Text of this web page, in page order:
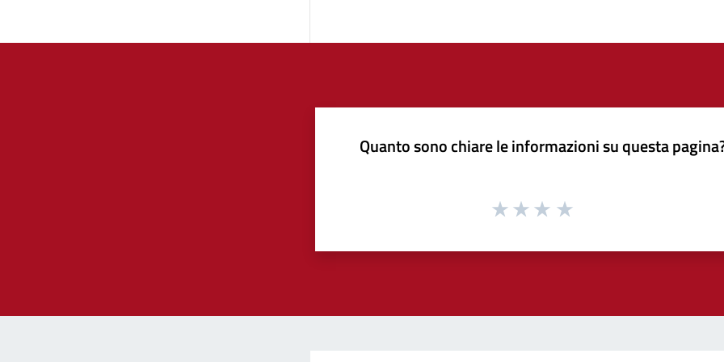
Quanto sono chiare le informazioni su questa